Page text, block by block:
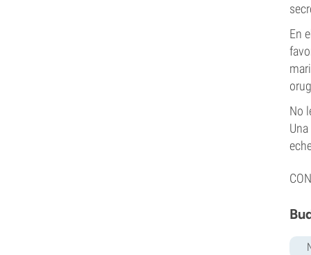
En
No